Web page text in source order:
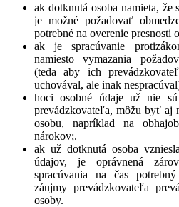
ak dotknutá osoba namieta, že
je možné požadovať
potrebné na overenie presnosti
ak je spracúvanie
namiesto vymazania
(teda aby ich
uchovával, ale inak
hoci osobné údaje už nie
prevádzkovateľa, môžu byť aj
osobu, napríklad na
nárokov;.
ak už dotknutá osoba
údajov, je oprávnená
spracúvania na čas
záujmy prevádzkovateľa
osoby.